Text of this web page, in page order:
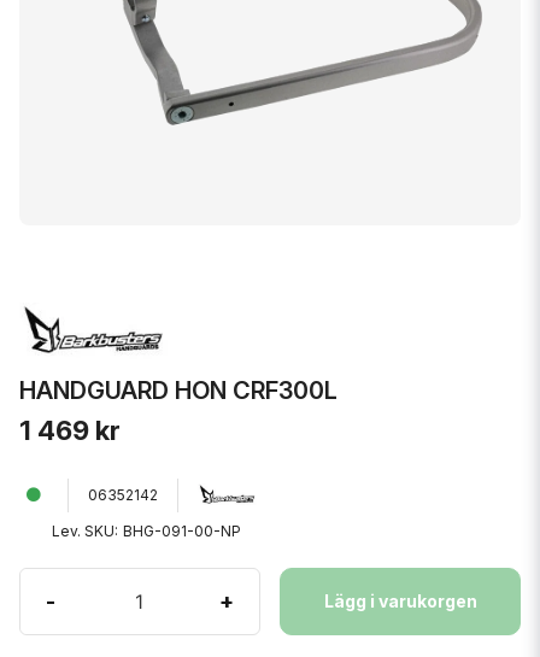
HANDGUARD HON CRF300L
1 469 kr
06352142
Lev. SKU: BHG-091-00-NP
- + Lägg i varukorgen